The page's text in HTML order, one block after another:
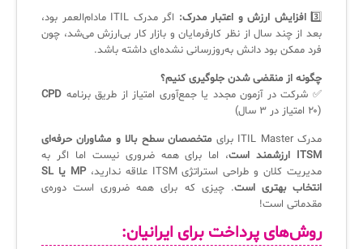
3️⃣ افزایش ارزش و اعتبار مدرک:
اگر مدرک ITIL مادام‌العمر بود،
بعد از چند سال از نظر کارفرمایان و بازار کار بی‌ارزش می‌شد، چون
فرد ممکن بود دانش به‌روزرسانی نشده‌ای داشته باشد.
چگونه از منقضی شدن جلوگیری کنیم؟
✅ شرکت در آزمون مجدد یا جمع‌آوری امتیاز از طریق برنامه CPD
(۲۰ امتیاز در ۳ سال)
مدرک ITIL Master برای
متخصصان سطح بالا و مشاوران حرفه‌ای
ITSM ارزشمند است
، اما برای همه ضروری نیست اما اگر به
مدیریت کلان و طراحی استراتژی ITSM علاقه ندارید،
MP یا SL
انتخاب بهتری است. چیزی که برای همه ضروری است دوره‌ی
مقدماتی است!
روش‌های پرداخت برای ایرانیان: